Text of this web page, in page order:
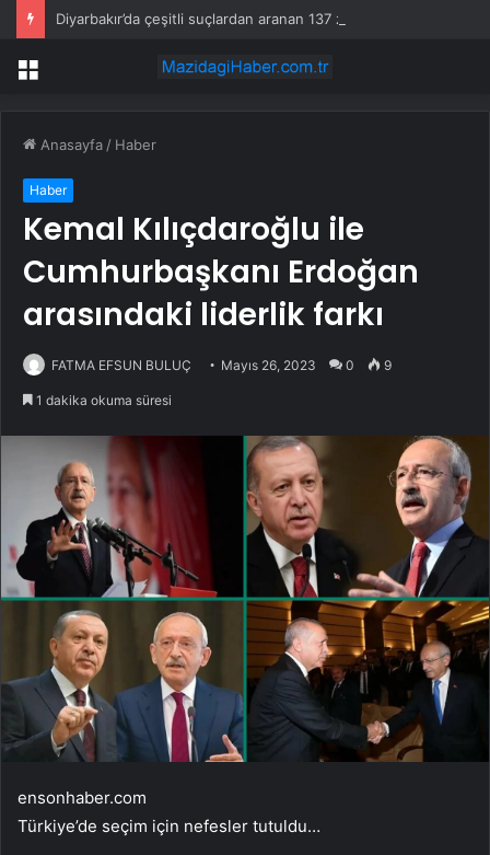
Diyarbakır’da çeşitli suçlardan aranan 137 zanlı yakalandı
Menü
Anasayfa / Haber
Haber
Kemal Kılıçdaroğlu ile
Cumhurbaşkanı Erdoğan
arasındaki liderlik farkı
FATMA EFSUN BULUÇ Mayıs 26, 2023 0 9
1 dakika okuma süresi
ensonhaber.com
Türkiye’de seçim için nefesler tutuldu…